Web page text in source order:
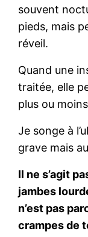
souvent
pieds, mais
réveil.
Quand une
traitée, elle
plus ou
Je songe à
grave mais
Il ne s’agit
jambes
n’est pas
crampes de